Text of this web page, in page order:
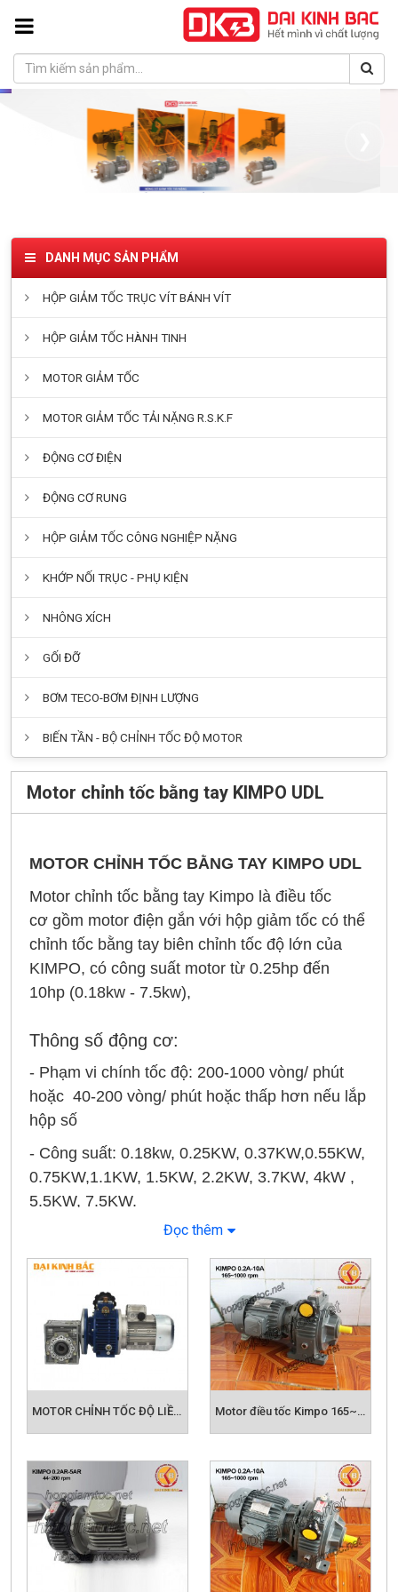
DANH MỤC SẢN PHẨM
HỘP GIẢM TỐC TRỤC VÍT BÁNH VÍT
HỘP GIẢM TỐC HÀNH TINH
MOTOR GIẢM TỐC
MOTOR GIẢM TỐC TẢI NẶNG R.S.K.F
ĐỘNG CƠ ĐIỆN
ĐỘNG CƠ RUNG
HỘP GIẢM TỐC CÔNG NGHIỆP NẶNG
KHỚP NỐI TRỤC - PHỤ KIỆN
NHÔNG XÍCH
GỐI ĐỠ
BƠM TECO-BƠM ĐỊNH LƯỢNG
BIẾN TẦN - BỘ CHỈNH TỐC ĐỘ MOTOR
Motor chỉnh tốc bằng tay KIMPO UDL
MOTOR CHỈNH TỐC BẰNG TAY KIMPO UDL
Motor chỉnh tốc bằng tay Kimpo là điều tốc
cơ gồm motor điện gắn với hộp giảm tốc có thể
chỉnh tốc bằng tay biên chỉnh tốc độ lớn của
KIMPO, có công suất motor từ 0.25hp đến
10hp (0.18kw - 7.5kw),
Thông số động cơ:
- Phạm vi chính tốc độ: 200-1000 vòng/ phút
hoặc 40-200 vòng/ phút hoặc thấp hơn nếu lắp
hộp số
- Công suất: 0.18kw, 0.25KW, 0.37KW,0.55KW,
0.75KW,1.1KW, 1.5KW, 2.2KW, 3.7KW, 4kW ,
5.5KW, 7.5KW.
- Điện áp: 3 pha 220v/380v
- Kiểu lắp: Chân đế, Mặt bích, trục ra vuông góc
và có thể lắp cùng hộp số NMRV, hộp số chân
đế GHM
Đọc thêm